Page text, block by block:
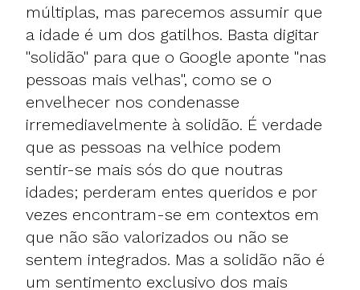
múltiplas, mas parecemos assumir que
a idade é um dos gatilhos. Basta digitar
"solidão" para que o Google aponte "nas
pessoas mais velhas", como se o
envelhecer nos condenasse
irremediavelmente à solidão. É verdade
que as pessoas na velhice podem
sentir-se mais sós do que noutras
idades; perderam entes queridos e por
vezes encontram-se em contextos em
que não são valorizados ou não se
sentem integrados. Mas a solidão não é
um sentimento exclusivo dos mais